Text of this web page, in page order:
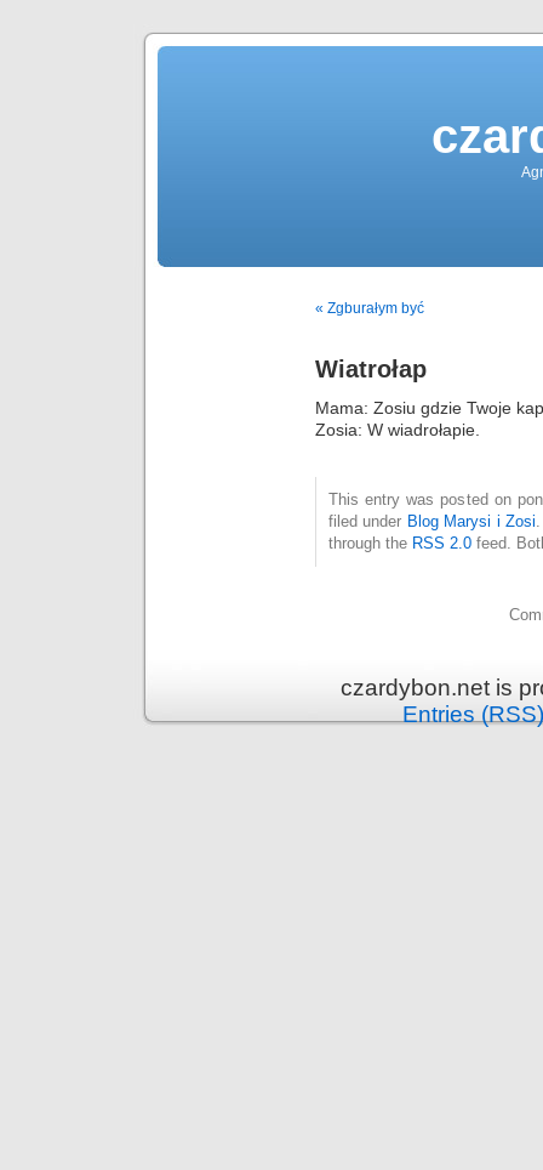
« Zgburałym być
Wiatrołap
Mama: Zosiu gdzie Twoje
Zosia: W wiadrołapie.
This entry was posted on
filed under Blog Marysi i Zosi
through the RSS 2.0 feed.
czardybon.net is
Entries (RSS)